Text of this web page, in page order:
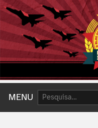
MENU Pesquisar: